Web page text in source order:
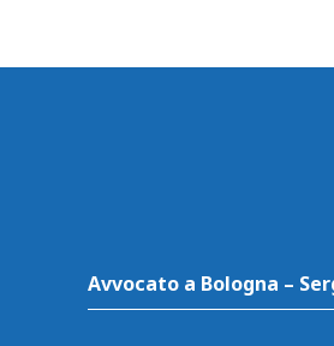
Avvocato a Bologna –